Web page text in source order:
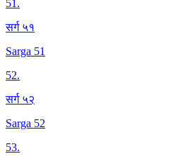
51.
सर्ग ५१
Sarga 51
52.
सर्ग ५२
Sarga 52
53.